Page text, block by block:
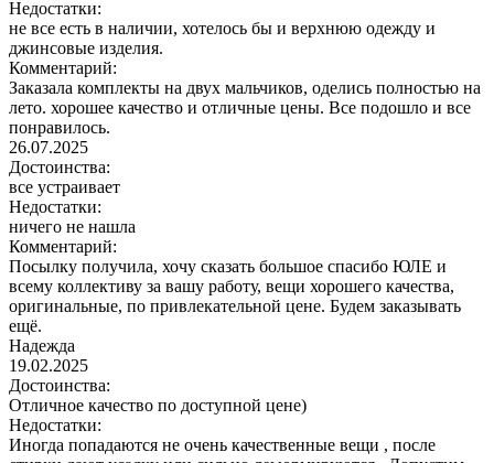
Недостатки:
не все есть в наличии, хотелось бы и верхнюю одежду и
джинсовые изделия.
Комментарий:
Заказала комплекты на двух мальчиков, оделись полностью на
лето. хорошее качество и отличные цены. Все подошло и все
понравилось.
26.07.2025
Достоинства:
все устраивает
Недостатки:
ничего не нашла
Комментарий:
Посылку получила, хочу сказать большое спасибо ЮЛЕ и
всему коллективу за вашу работу, вещи хорошего качества,
оригинальные, по привлекательной цене. Будем заказывать
ещё.
Надежда
19.02.2025
Достоинства:
Отличное качество по доступной цене)
Недостатки:
Иногда попадаются не очень качественные вещи , после